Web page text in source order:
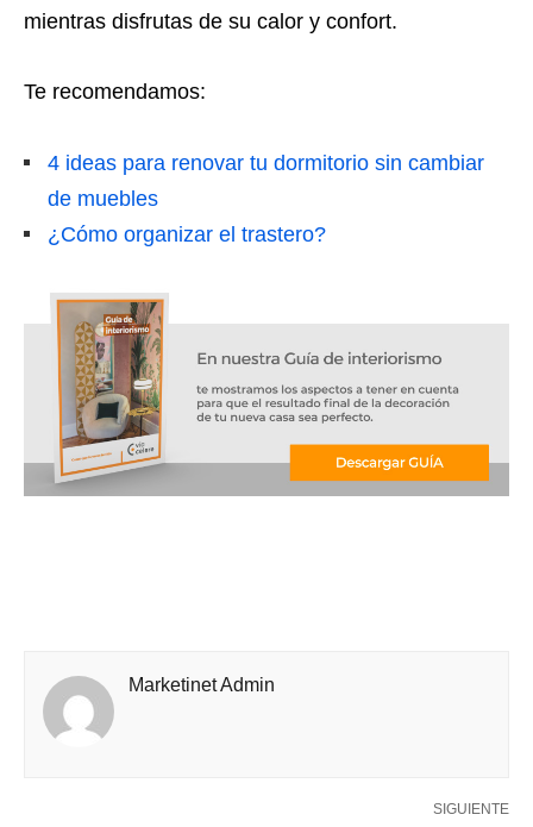
mientras disfrutas de su calor y confort.
Te recomendamos:
4 ideas para renovar tu dormitorio sin cambiar
de muebles
¿Cómo organizar el trastero?
Marketinet Admin
SIGUIENTE